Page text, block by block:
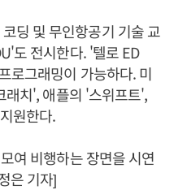
딩 및 무인항공기 기술 교
도 전시한다. '텔로 ED
로그래밍이 가능하다. 미
래치', 애플의 '스위프트',
원한다.
여 비행하는 장면을 시연
은 기자]